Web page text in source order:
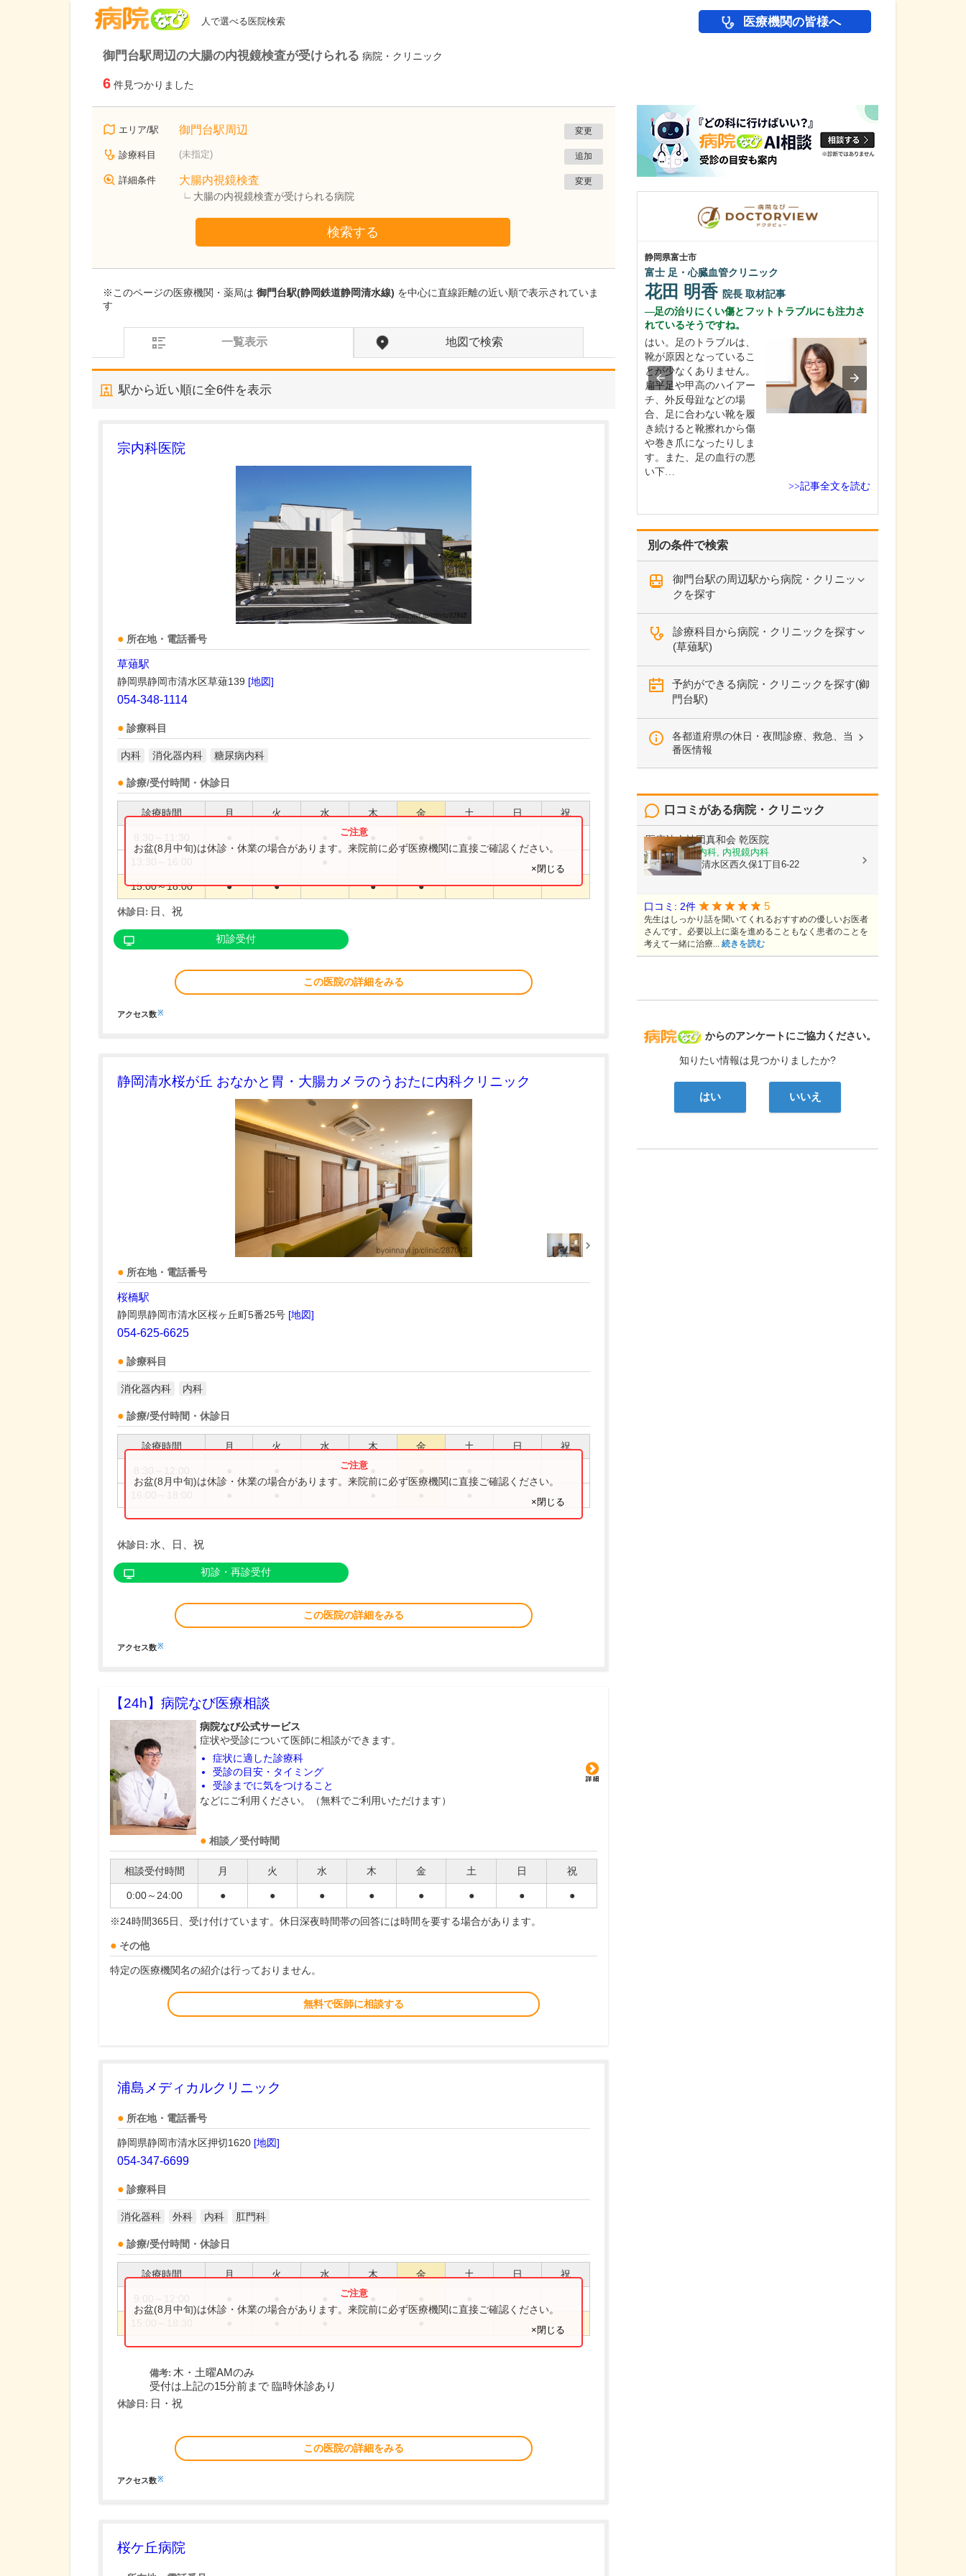
人で選べる医院検索 医療機関の皆様へ
御門台駅周辺の大腸の内視鏡検査が受けられる 病院・クリニック
6 件見つかりました
エリア/駅 御門台駅周辺 変更
診療科目 (未指定) 追加
詳細条件 大腸内視鏡検査
大腸の内視鏡検査が受けられる病院
変更
検索する
※このページの医療機関・薬局は 御門台駅(静岡鉄道静岡清水線) を中心に直線距離の近い順で表示されていま
す
一覧表示 地図で検索
駅から近い順に全6件を表示
宗内科医院
所在地・電話番号
草薙駅
静岡県静岡市清水区草薙139 [地図]
054-348-1114
診療科目
内科 消化器内科 糖尿病内科
診療/受付時間・休診日
診療時間 月 火 水 木 金 土 日 祝
15:00～18:00 ● ● ● ●
お盆(8月中旬)は休診・休業の場合があります。来院前に必ず医療機関に直接ご確認ください。
×閉じる
休診日: 日、祝
初診受付
この医院の詳細をみる
アクセス数※
静岡清水桜が丘 おなかと胃・大腸カメラのうおたに内科クリニック
所在地・電話番号
桜橋駅
静岡県静岡市清水区桜ヶ丘町5番25号 [地図]
054-625-6625
診療科目
消化器内科 内科
診療/受付時間・休診日
診療時間 月 火 水 木 金 土 日 祝
お盆(8月中旬)は休診・休業の場合があります。来院前に必ず医療機関に直接ご確認ください。
×閉じる
休診日: 水、日、祝
初診・再診受付
この医院の詳細をみる
アクセス数※
【24h】 病院なび医療相談
病院なび公式サービス
症状や受診について医師に相談ができます。
症状に適した診療科
受診の目安・タイミング
受診までに気をつけること
などにご利用ください。（無料でご利用いただけます）
相談／受付時間
相談受付時間 月 火 水 木 金 土 日 祝
0:00～24:00 ● ● ● ● ● ● ● ●
※24時間365日、受け付けています。休日深夜時間帯の回答には時間を要する場合があります。
その他
特定の医療機関名の紹介は行っておりません。
無料で医師に相談する
浦島メディカルクリニック
所在地・電話番号
静岡県静岡市清水区押切1620 [地図]
054-347-6699
診療科目
消化器科 外科 内科 肛門科
診療/受付時間・休診日
診療時間 月 火 水 木 金 土 日 祝
お盆(8月中旬)は休診・休業の場合があります。来院前に必ず医療機関に直接ご確認ください。
×閉じる
備考: 木・土曜AMのみ
受付は上記の15分前まで 臨時休診あり
休診日: 日・祝
この医院の詳細をみる
アクセス数※
桜ケ丘病院
別の条件で検索
御門台駅の周辺駅から病院・クリニッ
クを探す
診療科目から病院・クリニックを探す
(草薙駅)
予約ができる病院・クリニックを探す(御
門台駅)
各都道府県の休日・夜間診療、救急、当
番医情報
病院なび
からのアンケートにご協力ください。
知りたい情報は見つかりましたか?
はい いいえ
口コミがある病院・クリニック
医療法人社団真和会 乾医院
内科, 糖尿病内科, 内視鏡内科
静岡県静岡市清水区西久保1丁目6-22
口コミ: 2件 5
先生はしっかり話を聞いてくれるおすすめの優しいお医者
さんです。必要以上に薬を進めることもなく患者のことを
考えて一緒に治療... 続きを読む
ひびのクリニック
日比野 正幸院長取材記事
入れている分野があれば教えてください。
勤務医時代、がんで苦し
む多くの患者さんと向き
合ってきた経験から、が
静岡県富士市
富士 足・心臓血管クリニック
花田 明香 院長 取材記事
足の治りにくい傷とフットトラブルにも注力さ
れているそうですね。
はい。足のトラブルは、
靴が原因となっているこ
とが少なくありません。
扁平足や甲高のハイアー
チ、外反母趾などの場
合、足に合わない靴を履
き続けると靴擦れから傷
や巻き爪になったりしま
す。また、足の血行の悪
い下…
>>記事全文を読む